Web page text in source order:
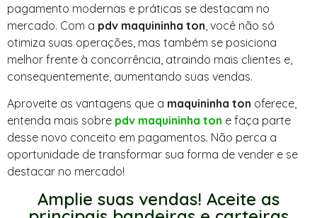
pagamento modernas e práticas se destacam no
mercado. Com a pdv maquininha ton, você não só
otimiza suas operações, mas também se posiciona
melhor frente à concorrência, atraindo mais clientes e,
consequentemente, aumentando suas vendas.
Aproveite as vantagens que a maquininha ton oferece,
entenda mais sobre pdv maquininha ton e faça parte
desse novo conceito em pagamentos. Não perca a
oportunidade de transformar sua forma de vender e se
destacar no mercado!
Amplie suas vendas! Aceite as